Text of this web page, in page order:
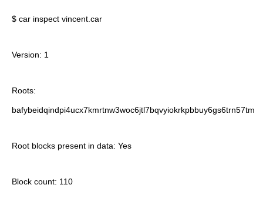
$ car inspect vincent.car
Version: 1
Roots:
bafybeidqindpi4ucx7kmrtnw3woc6jtl7bqvyiokrkpbbuy6gs6trn57tm
Root blocks present in data: Yes
Block count: 110